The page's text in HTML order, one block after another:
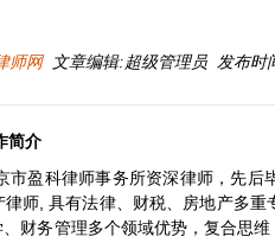
师网文章编辑:超级管理员 发布时
简介
市盈科律师事务所资深律师，先后
律师,具有法律、财税、房地产多重
财务管理多个领域优势，复合思